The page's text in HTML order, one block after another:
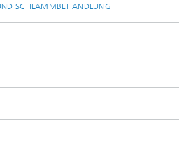
SCHLAMMBEHANDLUNG